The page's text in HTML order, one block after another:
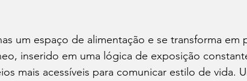
um espaço de alimentação e se transforma em
inserido em uma lógica de exposição
mais acessíveis para comunicar estilo de vida.